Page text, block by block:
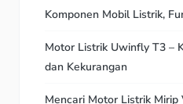
Komponen Mobil Listrik,
Motor Listrik Uwinfly T3 –
dan Kekurangan
Mencari Motor Listrik